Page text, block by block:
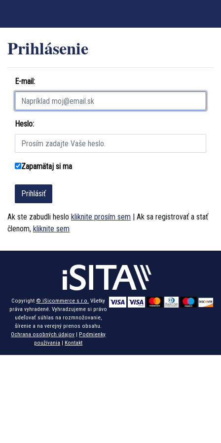
Prihlásenie
E-mail:
Heslo:
Zapamätaj si ma
Ak ste zabudli heslo kliknite prosím sem | Ak sa registrovať a stať
členom, kliknite sem
Copyright © iSicommerce s.r.o. Všetky
práva vyhradené. Vyhradzujeme si právo
udeľovať súhlas na rozmnožovanie,
šírenie a na verejný prenos obsahu.
Ochrana osobných údajov | Podmienky
používania | Kontakt